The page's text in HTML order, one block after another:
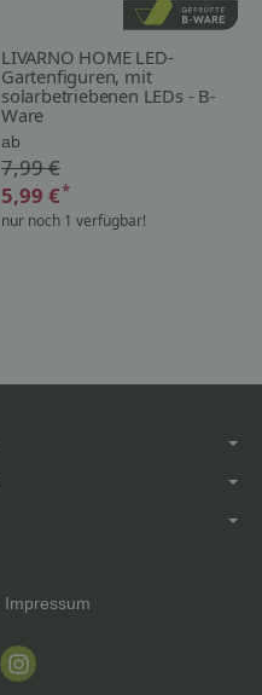
LIVARNO HOME LED-
Gartenfiguren, mit
solarbetriebenen LEDs - B-
Ware
ab
7,99 €
5,99 €*
nur noch 1 verfügbar!
Impressum